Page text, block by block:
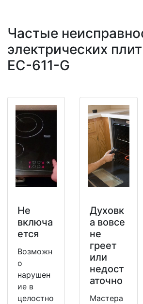
Частые
электрических
EC-611-G
Не
включа
ется
Возможн
о
нарушен
ие в
целостно
Духовк
а вовсе
не
греет
или
недост
аточно
Мастера